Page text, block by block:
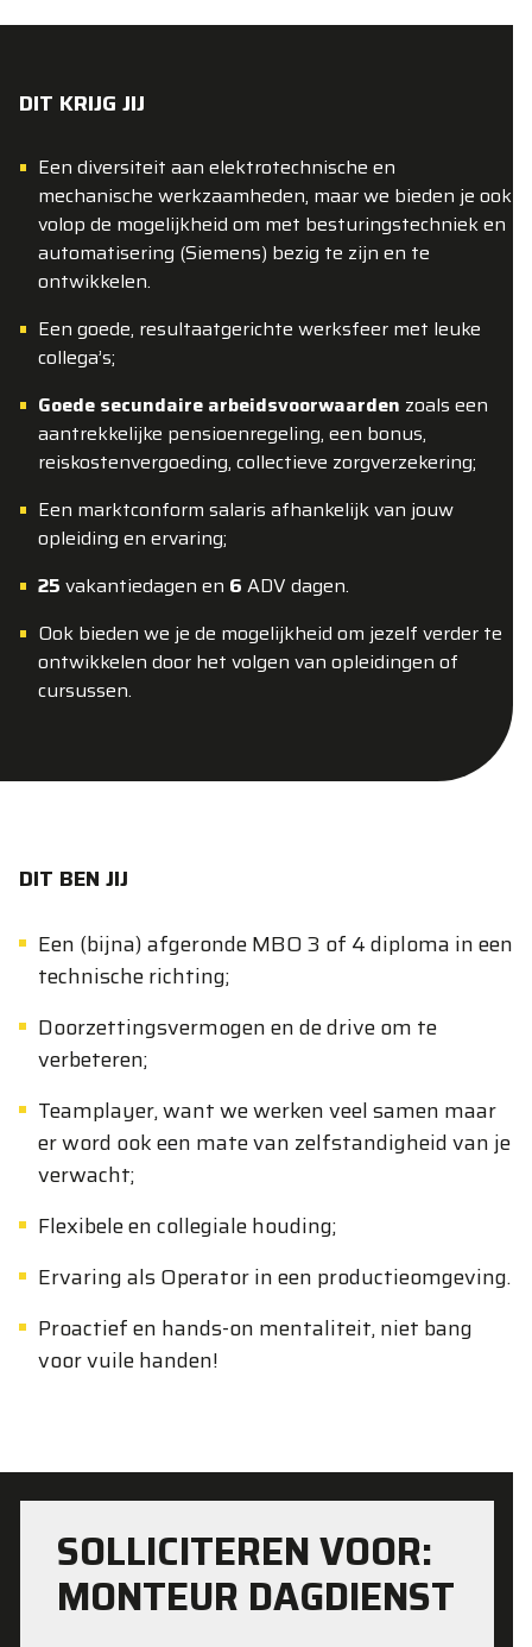
DIT KRIJG JIJ
Een diversiteit aan elektrotechnische en
mechanische werkzaamheden, maar we bieden je ook
volop de mogelijkheid om met besturingstechniek en
automatisering (Siemens) bezig te zijn en te
ontwikkelen.
Een goede, resultaatgerichte werksfeer met leuke
collega’s;
Goede secundaire arbeidsvoorwaarden zoals een
aantrekkelijke pensioenregeling, een bonus,
reiskostenvergoeding, collectieve zorgverzekering;
Een marktconform salaris afhankelijk van jouw
opleiding en ervaring;
25 vakantiedagen en 6 ADV dagen.
Ook bieden we je de mogelijkheid om jezelf verder te
ontwikkelen door het volgen van opleidingen of
cursussen.
DIT BEN JIJ
Een (bijna) afgeronde MBO 3 of 4 diploma in een
technische richting;
Doorzettingsvermogen en de drive om te
verbeteren;
Teamplayer, want we werken veel samen maar
er word ook een mate van zelfstandigheid van je
verwacht;
Flexibele en collegiale houding;
Ervaring als Operator in een productieomgeving.
Proactief en hands-on mentaliteit, niet bang
voor vuile handen!
SOLLICITEREN VOOR:
MONTEUR DAGDIENST